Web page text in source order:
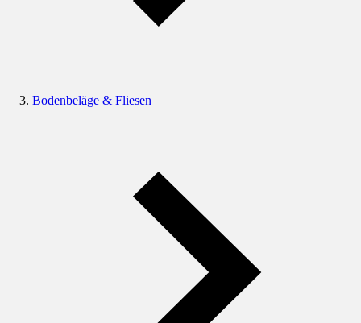
Bodenbeläge & Fliesen